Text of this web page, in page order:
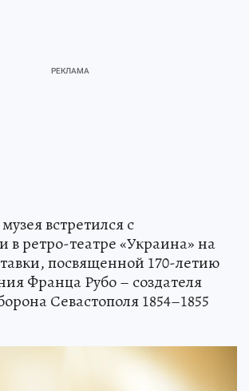
встретился с
в ретро-театре «Украина» на
посвященной 170-летию
Франца Рубо – создателя
Севастополя 1854–1855